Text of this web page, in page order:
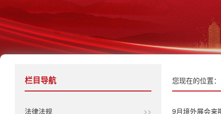
您现在的位置：
9月境外展会来
栏目导航
法律法规 >>